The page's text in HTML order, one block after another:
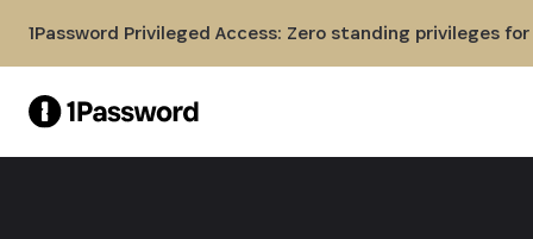
1Password Privileged Access: Zero standing privileges